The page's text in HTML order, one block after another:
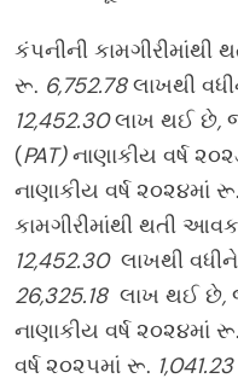
કંપનીની કામગીરીમાંથી
રૂ. 6,752.78લાખથી
12,452.30લાખ થઈ છે,
(PAT)નાણાકીય વર્ષ
નાણાકીય વર્ષ ૨૦૨૪માં રૂ.
કામગીરીમાંથી થતી
12,452.30લાખથી વધીને
26,325.18લાખ થઈ છે,
નાણાકીય વર્ષ ૨૦૨૪માં રૂ.
વર્ષ ૨૦૨૫માં રૂ. 1,041.23